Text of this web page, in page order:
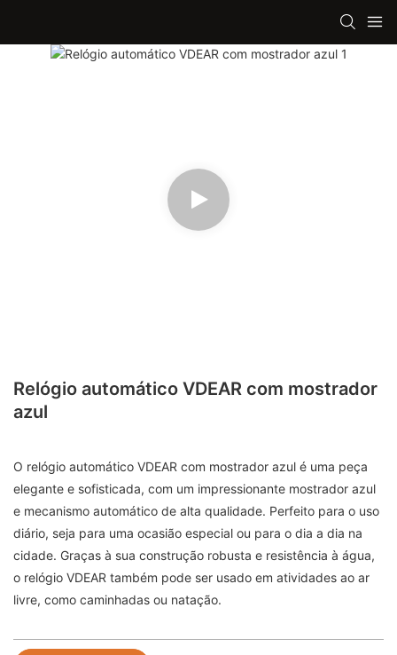
Relógio automático VDEAR com mostrador
azul
O relógio automático VDEAR com mostrador azul é uma peça
elegante e sofisticada, com um impressionante mostrador azul
e mecanismo automático de alta qualidade. Perfeito para o uso
diário, seja para uma ocasião especial ou para o dia a dia na
cidade. Graças à sua construção robusta e resistência à água,
o relógio VDEAR também pode ser usado em atividades ao ar
livre, como caminhadas ou natação.